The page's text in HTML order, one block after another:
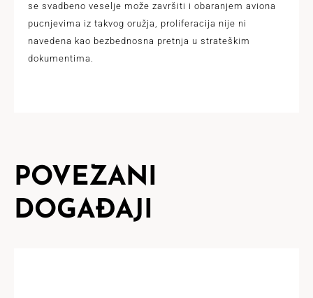
se svadbeno veselje može završiti i obaranjem aviona
pucnjevima iz takvog oružja, proliferacija nije ni
navedena kao bezbednosna pretnja u strateškim
dokumentima.
POVEZANI
DOGAĐAJI